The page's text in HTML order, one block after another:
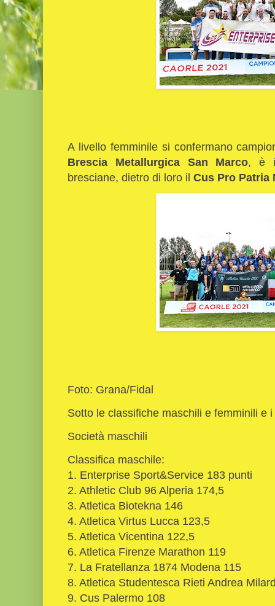
A livello femminile si confermano
Brescia Metallurgica San Marco, è
bresciane, dietro di loro il Cus Pro Patria
Foto: Grana/Fidal
Sotto le classifiche maschili e femminili e
Società maschili
Classifica maschile:
1. Enterprise Sport&Service 183 punti
2. Athletic Club 96 Alperia 174,5
3. Atletica Biotekna 146
4. Atletica Virtus Lucca 123,5
5. Atletica Vicentina 122,5
6. Atletica Firenze Marathon 119
7. La Fratellanza 1874 Modena 115
8. Atletica Studentesca Rieti Andrea
9. Cus Palermo 108